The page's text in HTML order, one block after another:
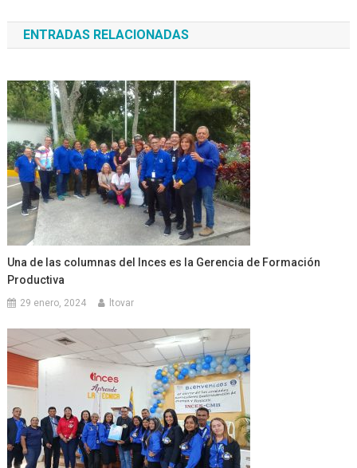
de
entradas
ENTRADAS RELACIONADAS
Una de las columnas del Inces es la Gerencia de Formación
Productiva
29 enero, 2024 ltovar